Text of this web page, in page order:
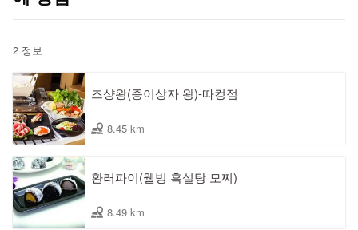
2 정보
즈샹왕(종이상자 왕)-따컹점
8.45 km
환러파이(웰빙 흑설탕 모찌)
8.49 km